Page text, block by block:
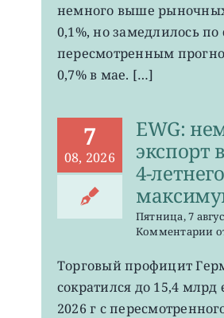
немного выше
0,1%, но замедлилось
пересмотренным
0,7% в мае. […]
7
08, 2026
EWG:
экспорт
4-летнего
Пятница, 7
Комментариик
Торговый профицит
сократился до 15,4 млрд
2026 г с